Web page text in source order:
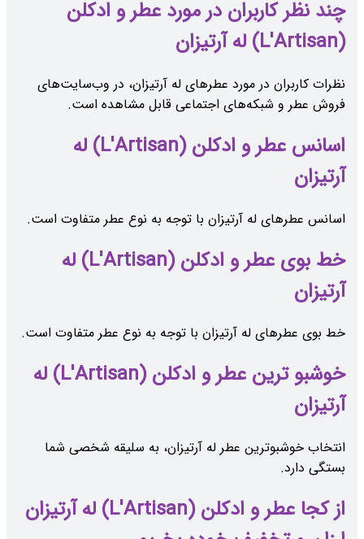
چند نظر کاربران در مورد عطر و ادکلن
(L'Artisan) له آرتیزان
نظرات کاربران در مورد عطرهای له آرتیزان، در وب‌سایت‌های
فروش عطر و شبکه‌های اجتماعی قابل مشاهده است.
اسانس عطر و ادکلن (L'Artisan) له
آرتیزان
اسانس عطرهای له آرتیزان با توجه به نوع عطر متفاوت است.
خط بوی عطر و ادکلن (L'Artisan) له
آرتیزان
خط بوی عطرهای له آرتیزان با توجه به نوع عطر متفاوت است.
خوشبو ترین عطر و ادکلن (L'Artisan) له
آرتیزان
انتخاب خوشبوترین عطر له آرتیزان، به سلیقه شخصی شما
بستگی دارد.
از کجا عطر و ادکلن (L'Artisan) له آرتیزان